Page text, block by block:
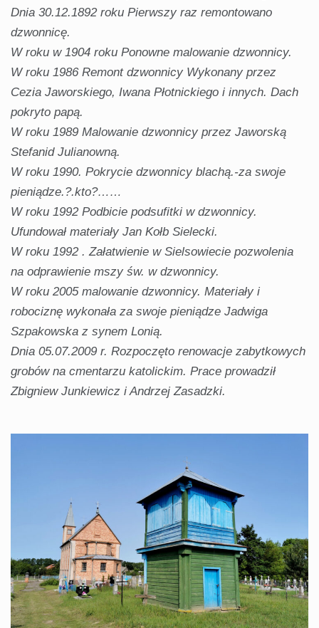
Dnia 30.12.1892 roku Pierwszy raz remontowano
dzwonnicę.
W roku w 1904 roku Ponowne malowanie dzwonnicy.
W roku 1986 Remont dzwonnicy Wykonany przez
Cezia Jaworskiego, Iwana Płotnickiego i innych. Dach
pokryto papą.
W roku 1989 Malowanie dzwonnicy przez Jaworską
Stefanid Julianowną.
W roku 1990. Pokrycie dzwonnicy blachą.-za swoje
pieniądze.?.kto?……
W roku 1992 Podbicie podsufitki w dzwonnicy.
Ufundował materiały Jan Kołb Sielecki.
W roku 1992 . Załatwienie w Sielsowiecie pozwolenia
na odprawienie mszy św. w dzwonnicy.
W roku 2005 malowanie dzwonnicy. Materiały i
robociznę wykonała za swoje pieniądze Jadwiga
Szpakowska z synem Lonią.
Dnia 05.07.2009 r. Rozpoczęto renowacje zabytkowych
grobów na cmentarzu katolickim. Prace prowadził
Zbigniew Junkiewicz i Andrzej Zasadzki.